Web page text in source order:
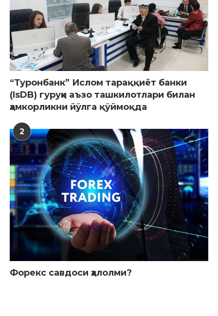
“Туронбанк” Ислом тараққиёт банки
(IsDB) гуруҳи аъзо ташкилотлари билан
ҳамкорликни йўлга қўймоқда
2
Форекс савдоси ҳалолми?